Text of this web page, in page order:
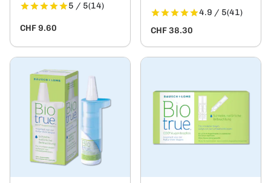
5 / 5(14)
CHF 9.60
4.9 / 5(41)
CHF 38.30